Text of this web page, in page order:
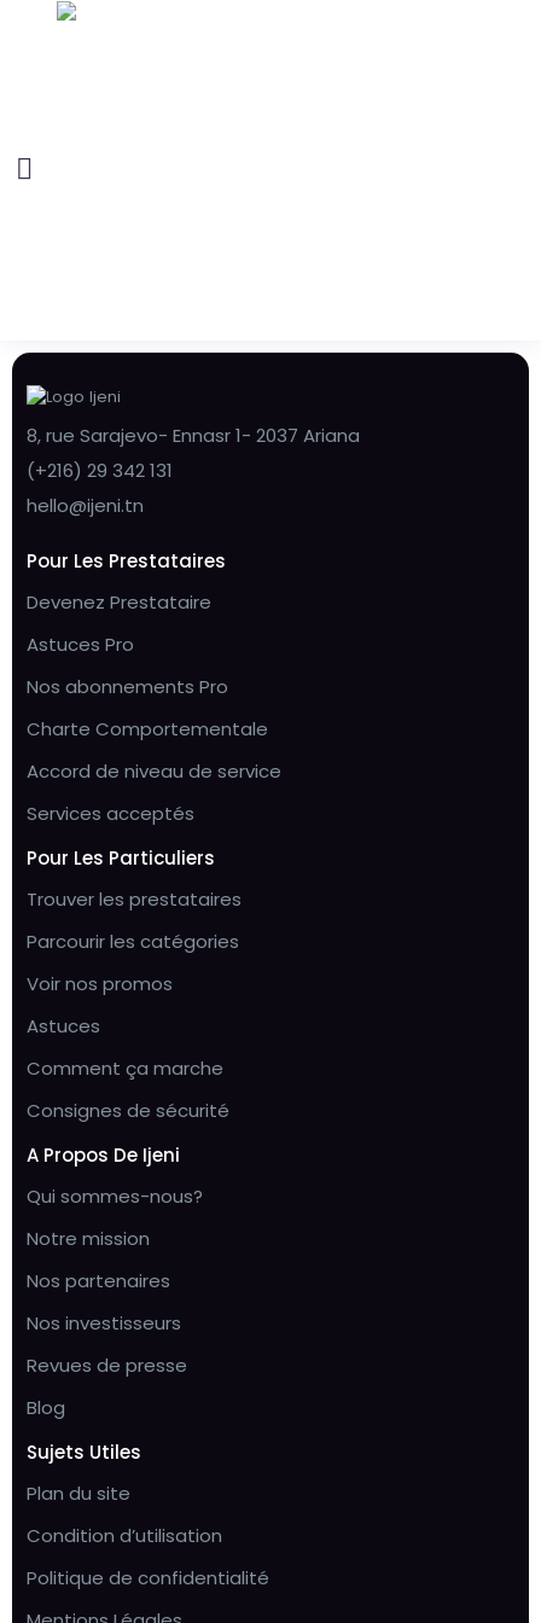
8, rue Sarajevo- Ennasr 1- 2037 Ariana
(+216) 29 342 131
hello@ijeni.tn
Pour Les Prestataires
Devenez Prestataire
Astuces Pro
Nos abonnements Pro
Charte Comportementale
Accord de niveau de service
Services acceptés
Pour Les Particuliers
Trouver les prestataires
Parcourir les catégories
Voir nos promos
Astuces
Comment ça marche
Consignes de sécurité
A Propos De Ijeni
Qui sommes-nous?
Notre mission
Nos partenaires
Nos investisseurs
Revues de presse
Blog
Sujets Utiles
Plan du site
Condition d’utilisation
Politique de confidentialité